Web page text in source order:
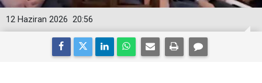
20:56
12 Haziran 2026